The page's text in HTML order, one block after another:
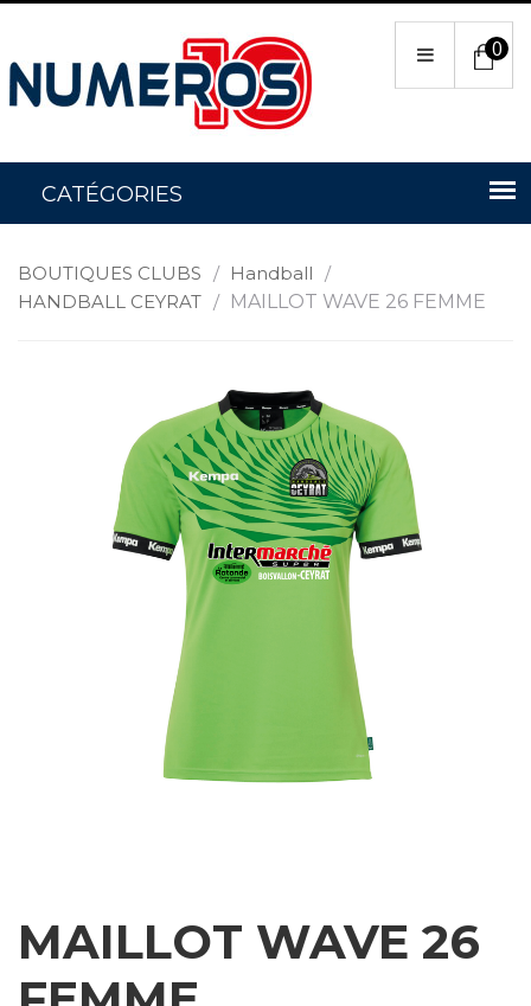
0
BOUTIQUES CLUBS / Handball /
HANDBALL CEYRAT / MAILLOT WAVE 26 FEMME
MAILLOT WAVE 26